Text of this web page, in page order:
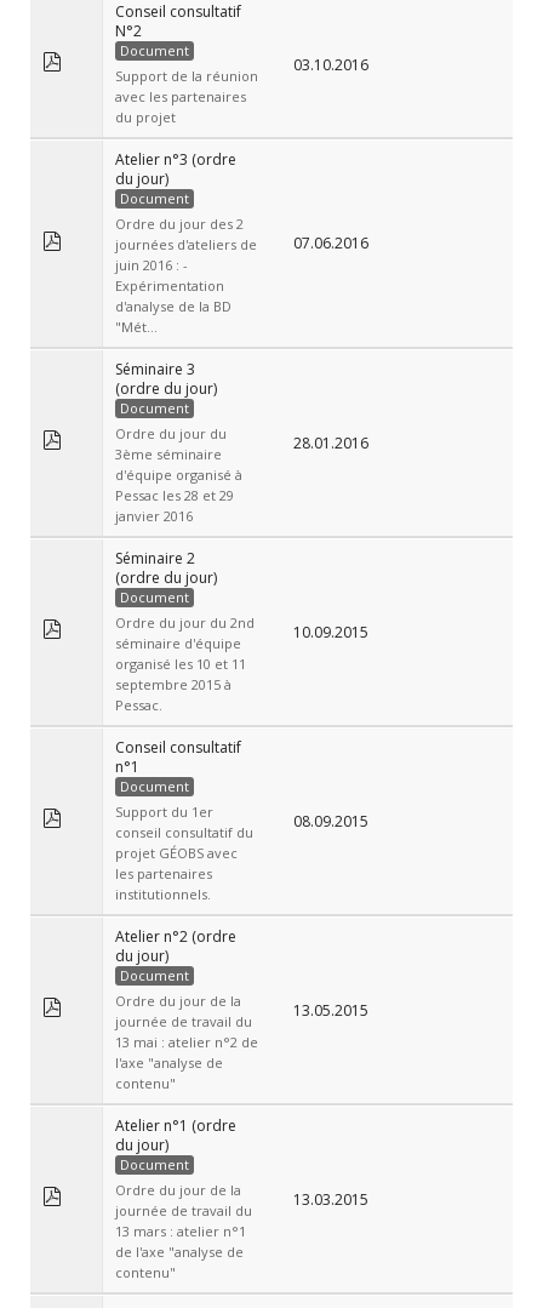
Conseil consultatif
N°2
Document
Support de la réunion
avec les partenaires
du projet
03.10.2016
Atelier n°3 (ordre
du jour)
Document
Ordre du jour des 2
journées d'ateliers de
juin 2016 : -
Expérimentation
d'analyse de la BD
"Mét...
07.06.2016
Séminaire 3
(ordre du jour)
Document
Ordre du jour du
3ème séminaire
d'équipe organisé à
Pessac les 28 et 29
janvier 2016
28.01.2016
Séminaire 2
(ordre du jour)
Document
Ordre du jour du 2nd
séminaire d'équipe
organisé les 10 et 11
septembre 2015 à
Pessac.
10.09.2015
Conseil consultatif
n°1
Document
Support du 1er
conseil consultatif du
projet GÉOBS avec
les partenaires
institutionnels.
08.09.2015
Atelier n°2 (ordre
du jour)
Document
Ordre du jour de la
journée de travail du
13 mai : atelier n°2 de
l'axe "analyse de
contenu"
13.05.2015
Atelier n°1 (ordre
du jour)
Document
Ordre du jour de la
journée de travail du
13 mars : atelier n°1
de l'axe "analyse de
contenu"
13.03.2015